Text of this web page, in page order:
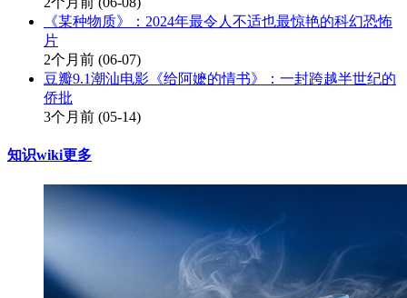
《某种物质》：2024年最令人不适也最惊艳的科幻恐怖
片
2个月前 (06-07)
豆瓣9.1潮汕电影《给阿嬷的情书》：一封跨越半世纪的
侨批
3个月前 (05-14)
知识wiki更多